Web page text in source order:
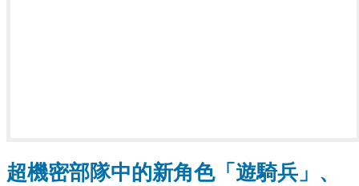
超機密部隊中的新角色「遊騎兵」、